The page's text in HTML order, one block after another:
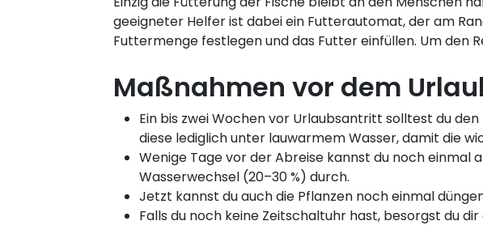
geeigneter Helfer ist dabei ein Futterautomat, der am
Futtermenge festlegen und das Futter einfüllen. Um den
Maßnahmen vor dem
Ein bis zwei Wochen vor Urlaubsantritt solltest du
diese lediglich unter lauwarmem Wasser, damit die
Wenige Tage vor der Abreise kannst du noch
Wasserwechsel (20–30 %) durch.
Jetzt kannst du auch die Pflanzen noch einmal
Falls du noch keine Zeitschaltuhr hast, besorgst du